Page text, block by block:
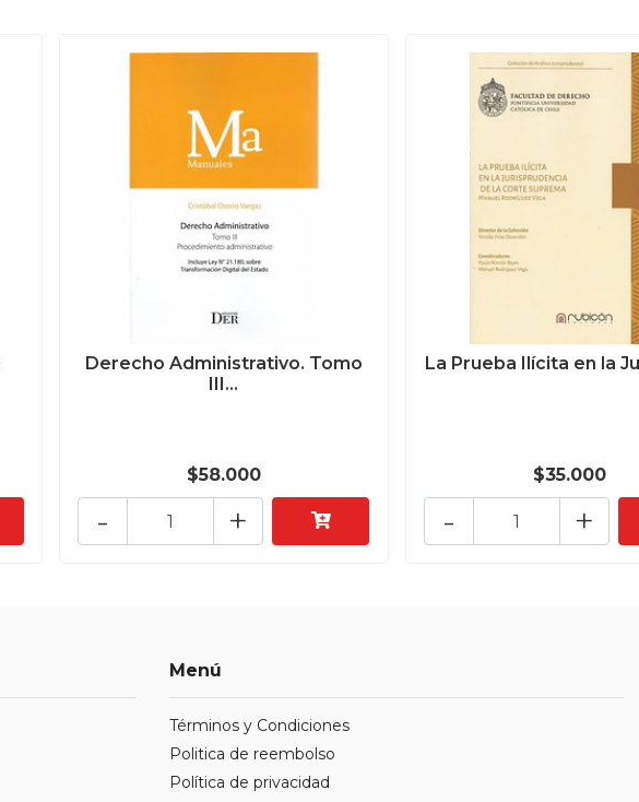
Derecho Administrativo. Tomo
III...
$58.000
+
-
La Prueba Ilícita en la
$35.000
+
-
Menú
Términos y Condiciones
Politica de reembolso
Política de privacidad